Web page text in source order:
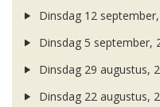
Dinsdag 12
Dinsdag 5 september,
Dinsdag 29 augustus,
Dinsdag 22 augustus,